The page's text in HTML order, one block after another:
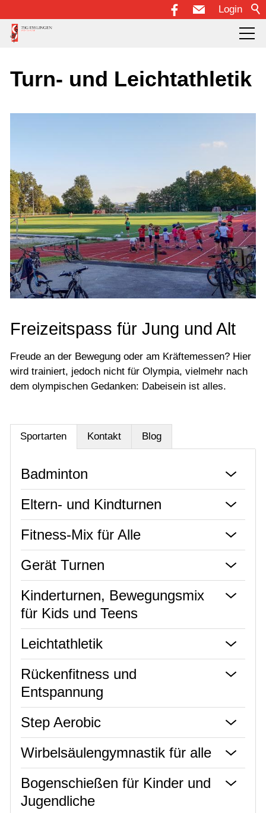
Login
Über uns
Abteilungen
Karate
KiPS - Kinderprojekt Sport
Musik
Schach
Tanzen
Tennis
Turn- & Leichtathletik
Speziell für
Veranstaltungen
Downloadcenter
Turn- und Leichtathletik
Freizeitspass für Jung und Alt
Freude an der Bewegung oder am Kräftemessen? Hier
wird trainiert, jedoch nicht für Olympia, vielmehr nach
dem olympischen Gedanken: Dabeisein ist alles.
Sportarten Kontakt Blog
Badminton
Eltern- und Kindturnen
Fitness-Mix für Alle
Gerät Turnen
Kinderturnen, Bewegungsmix
für Kids und Teens
Leichtathletik
Rückenfitness und
Entspannung
Step Aerobic
Wirbelsäulengymnastik für alle
Bogenschießen für Kinder und
Jugendliche